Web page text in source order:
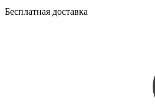
Бесплатная доставка